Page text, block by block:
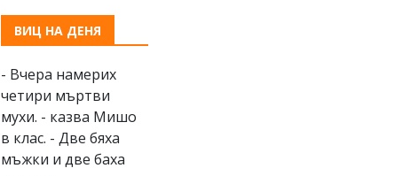
ВИЦ НА ДЕНЯ
- Вчера намерих
четири мъртви
мухи. - казва Мишо
в клас. - Две бяха
мъжки и две баха